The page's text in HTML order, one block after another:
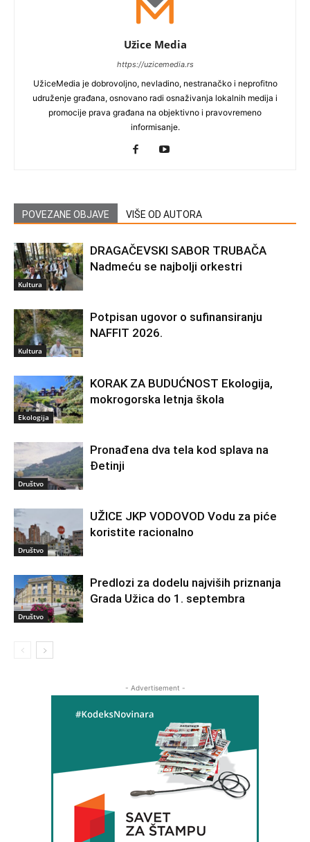
Užice Media
https://uzicemedia.rs
UžiceMedia je dobrovoljno, nevladino, nestranačko i neprofitno
udruženje građana, osnovano radi osnaživanja lokalnih medija i
promocije prava građana na objektivno i pravovremeno
informisanje.
POVEZANE OBJAVE VIŠE OD AUTORA
Kultura
DRAGAČEVSKI SABOR TRUBAČA
Nadmeću se najbolji orkestri
Kultura
Potpisan ugovor o sufinansiranju
NAFFIT 2026.
Ekologija
KORAK ZA BUDUĆNOST Ekologija,
mokrogorska letnja škola
Društvo
Pronađena dva tela kod splava na
Đetinji
Društvo
UŽICE JKP VODOVOD Vodu za piće
koristite racionalno
Društvo
Predlozi za dodelu najviših priznanja
Grada Užica do 1. septembra
- Advertisement -